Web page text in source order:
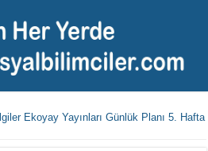
Ekoyay Yayınları Günlük Planı 5. Hafta